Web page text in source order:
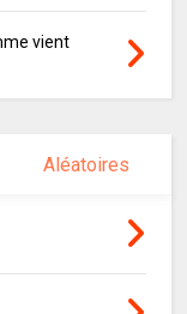
vient
Aléatoires